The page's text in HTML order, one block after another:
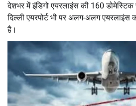
देशभर में इंडिगो एयरलाइंस की 160
दिल्ली एयरपोर्ट भी पर अलग-अलग
है।